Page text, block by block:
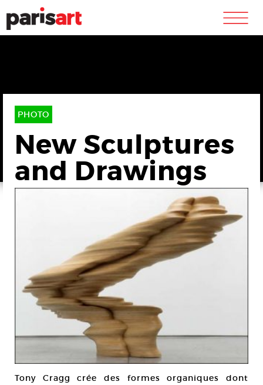
m
PHOTO
New Sculptures
and Drawings
Tony Cragg crée des formes organiques dont